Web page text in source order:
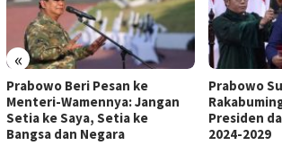
«
Prabowo Beri Pesan ke
Menteri-Wamennya: Jangan
Setia ke Saya, Setia ke
Bangsa dan Negara
Prabowo
Presiden
2024-2029